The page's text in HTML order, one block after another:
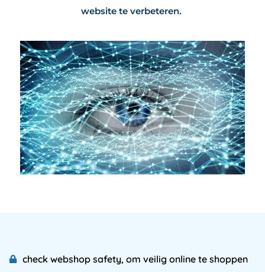
website te verbeteren.
check webshop safety, om veilig online te shoppen